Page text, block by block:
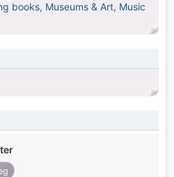
books, Museums & Art, Music